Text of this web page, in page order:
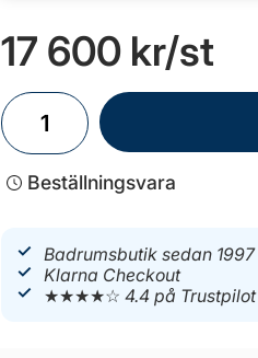
17 600 kr/st
Beställningsvara
Badrumsbutik sedan 1997
Klarna Checkout
★★★★☆4.4 på Trustpilot